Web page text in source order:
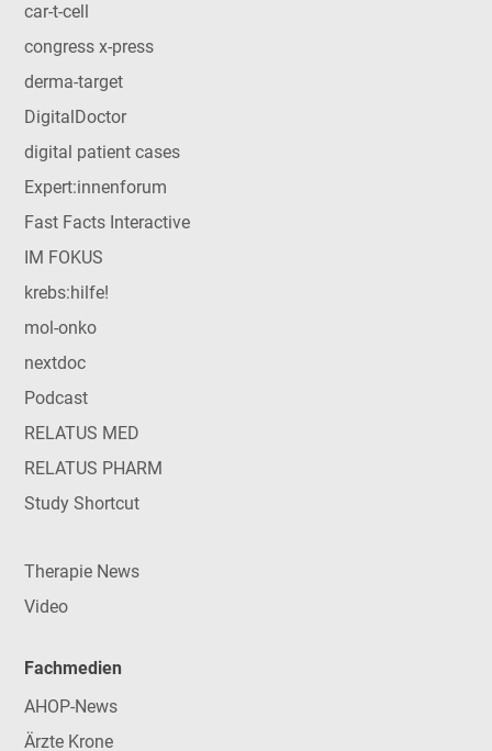
car-t-cell
congress x-press
derma-target
DigitalDoctor
digital patient cases
Expert:innenforum
Fast Facts Interactive
IM FOKUS
krebs:hilfe!
mol-onko
nextdoc
Podcast
RELATUS MED
RELATUS PHARM
Study Shortcut
Therapie News
Video
Fachmedien
AHOP-News
Ärzte Krone